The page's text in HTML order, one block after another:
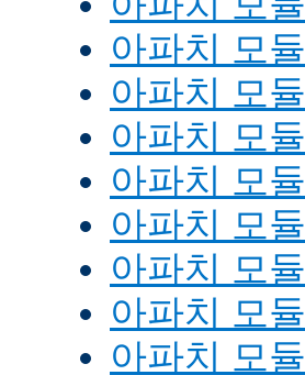
아파치 모
아파치 모
아파치 모
아파치 모
아파치 모
아파치 모
아파치 모
아파치 모